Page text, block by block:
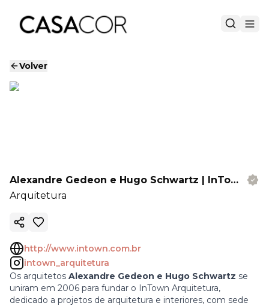
Volver
Alexandre Gedeon e Hugo Schwartz | InTown Arquitetura
Arquitetura
Copiar enlace
http://www.intown.com.br
intown_arquitetura
Os arquitetos Alexandre Gedeon e Hugo Schwartz se
uniram em 2006 para fundar o InTown Arquitetura,
dedicado a projetos de arquitetura e interiores, com sede